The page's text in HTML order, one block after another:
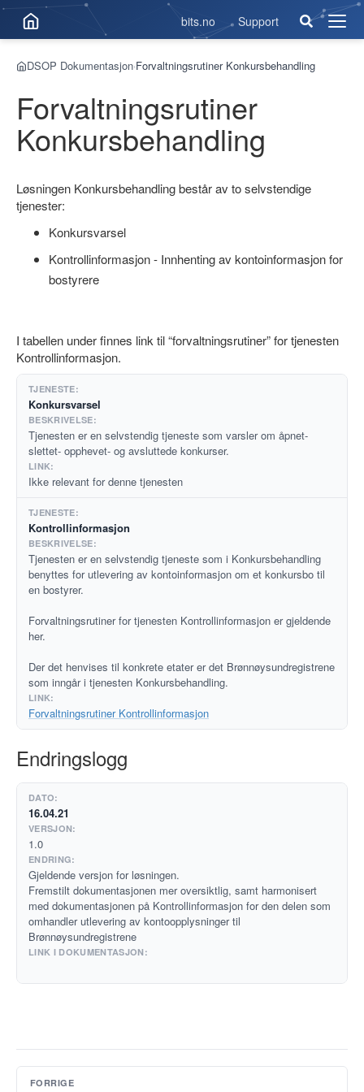
bits.no Support
Åpne
DSOP Dokumentasjon›Forvaltningsrutiner Konkursbehandling
Forvaltningsrutiner
Konkursbehandling
Løsningen Konkursbehandling består av to selvstendige
tjenester:
Konkursvarsel
Kontrollinformasjon - Innhenting av kontoinformasjon for
bostyrere
I tabellen under finnes link til “forvaltningsrutiner” for tjenesten
Kontrollinformasjon.
Konkursvarsel
Tjenesten er en selvstendig tjeneste som varsler om åpnet-
slettet- opphevet- og avsluttede konkurser.
Ikke relevant for denne tjenesten
Kontrollinformasjon
Tjenesten er en selvstendig tjeneste som i Konkursbehandling
benyttes for utlevering av kontoinformasjon om et konkursbo til
en bostyrer.
Forvaltningsrutiner for tjenesten Kontrollinformasjon er gjeldende
her.
Der det henvises til konkrete etater er det Brønnøysundregistrene
som inngår i tjenesten Konkursbehandling.
Forvaltningsrutiner Kontrollinformasjon
Endringslogg
16.04.21
1.0
Gjeldende versjon for løsningen.
Fremstilt dokumentasjonen mer oversiktlig, samt harmonisert
med dokumentasjonen på Kontrollinformasjon for den delen som
omhandler utlevering av kontoopplysninger til
Brønnøysundregistrene
FORRIGE